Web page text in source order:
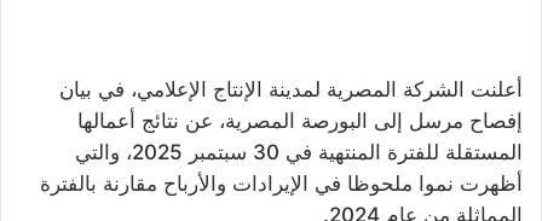
أعلنت الشركة المصرية لمدينة الإنتاج الإعلامي، في بيان
إفصاح مرسل إلى البورصة المصرية، عن نتائج أعمالها
المستقلة للفترة المنتهية في 30 سبتمبر 2025، والتي
أظهرت نموا ملحوظا في الإيرادات والأرباح مقارنة بالفترة
المماثلة من عام 2024.